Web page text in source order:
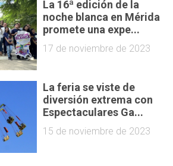
La 16ª edición de la
noche blanca en Mérida
promete una expe...
17 de noviembre de 2023
La feria se viste de
diversión extrema con
Espectaculares Ga...
15 de noviembre de 2023